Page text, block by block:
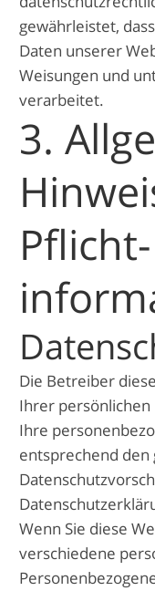
gewährleistet,
Daten unserer
Weisungen und
verarbeitet.
3.
Pflicht­
Die Betreiber
Ihrer
Ihre
entsprechend den
Wenn Sie diese
verschiedene